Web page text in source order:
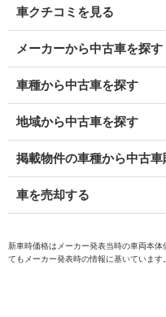
車クチコミを見る
メーカーから中古車を探す
車種から中古車を探す
地域から中古車を探す
掲載物件の車種から中古
車を売却する
新車時価格はメーカー発表当時の車両本
てもメーカー発表時の情報に基いています。